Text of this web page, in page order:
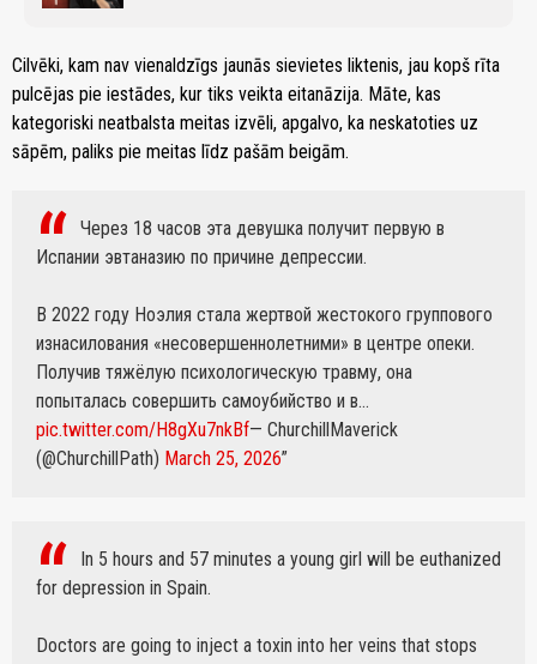
Cilvēki, kam nav vienaldzīgs jaunās sievietes liktenis, jau kopš rīta
pulcējas pie iestādes, kur tiks veikta eitanāzija. Māte, kas
kategoriski neatbalsta meitas izvēli, apgalvo, ka neskatoties uz
sāpēm, paliks pie meitas līdz pašām beigām.
Через 18 часов эта девушка получит первую в
Испании эвтаназию по причине депрессии.
В 2022 году Ноэлия стала жертвой жестокого группового
изнасилования «несовершеннолетними» в центре опеки.
Получив тяжёлую психологическую травму, она
попыталась совершить самоубийство и в…
pic.twitter.com/H8gXu7nkBf— ChurchillMaverick
(@ChurchillPath) March 25, 2026
In 5 hours and 57 minutes a young girl will be euthanized
for depression in Spain.
Doctors are going to inject a toxin into her veins that stops